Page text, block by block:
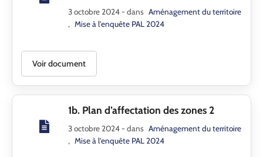
3 octobre 2024- dans Aménagement du territoire
, Mise à l'enquête PAL 2024
Voir document
1b. Plan d’affectation des zones 2
3 octobre 2024- dans Aménagement du territoire
, Mise à l'enquête PAL 2024